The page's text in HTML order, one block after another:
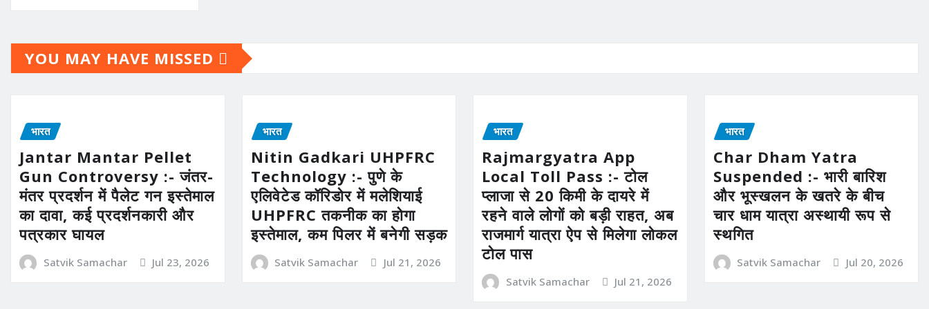
YOU MAY HAVE MISSED
भारत
Jantar Mantar Pellet
Gun Controversy :- जंतर-
मंतर प्रदर्शन में पैलेट गन इस्तेमाल
का दावा, कई प्रदर्शनकारी और
पत्रकार घायल
Satvik Samachar Jul 23, 2026
भारत
Nitin Gadkari UHPFRC
Technology :- पुणे के
एलिवेटेड कॉरिडोर में मलेशियाई
UHPFRC तकनीक का होगा
इस्तेमाल, कम पिलर में बनेगी सड़क
Satvik Samachar Jul 21, 2026
भारत
Rajmargyatra App
Local Toll Pass :- टोल
प्लाजा से 20 किमी के दायरे में
रहने वाले लोगों को बड़ी राहत, अब
राजमार्ग यात्रा ऐप से मिलेगा लोकल
टोल पास
Satvik Samachar Jul 21, 2026
भारत
Char Dham Yatra
Suspended :- भारी बारिश
और भूस्खलन के खतरे के बीच
चार धाम यात्रा अस्थायी रूप से
स्थगित
Satvik Samachar Jul 20, 2026